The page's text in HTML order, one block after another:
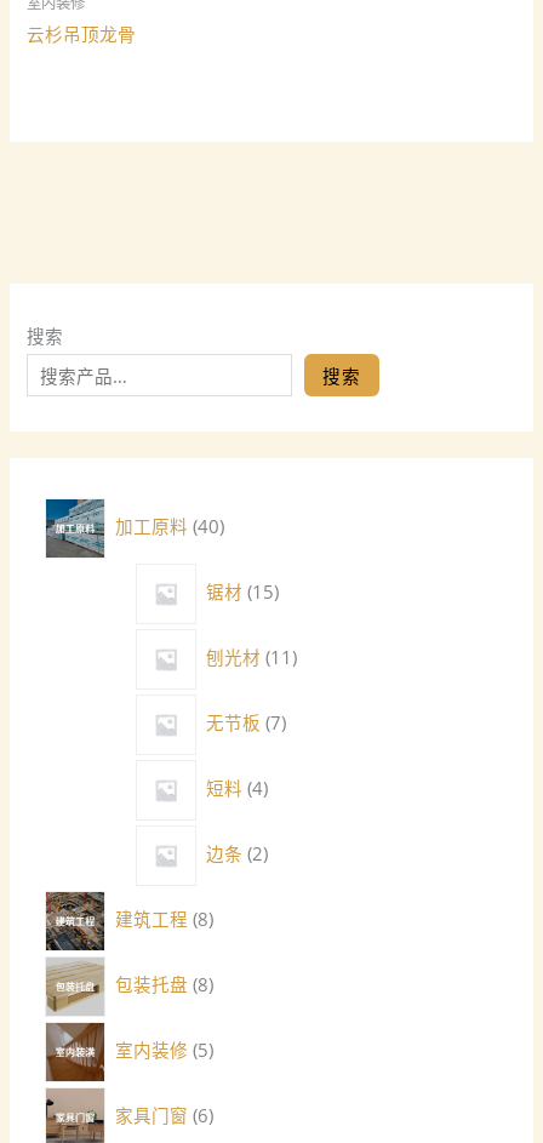
搜索
搜索
加工原料 40
锯材 15
刨光材 11
无节板 7
短料 4
边条 2
建筑工程 8
包装托盘 8
室内装修 5
家具门窗 6
云杉吊顶龙骨